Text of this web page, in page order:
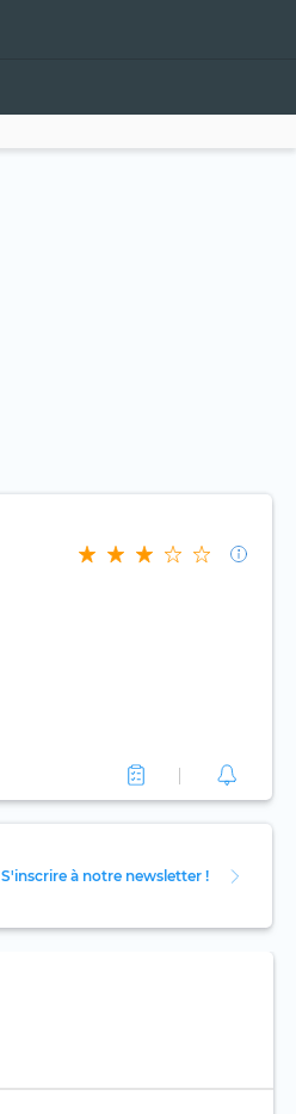
S'inscrire à notre newsletter !